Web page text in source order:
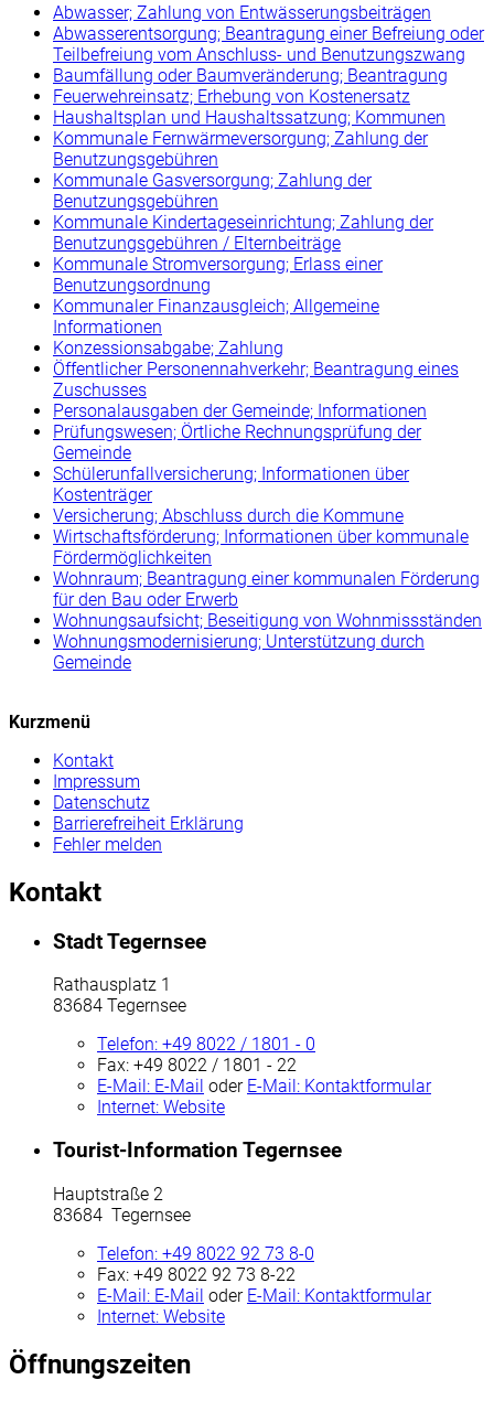
Abwasser; Zahlung von Entwässerungsbeiträgen
Abwasserentsorgung; Beantragung einer Befreiung oder
Teilbefreiung vom Anschluss- und Benutzungszwang
Baumfällung oder Baumveränderung; Beantragung
Feuerwehreinsatz; Erhebung von Kostenersatz
Haushaltsplan und Haushaltssatzung; Kommunen
Kommunale Fernwärmeversorgung; Zahlung der
Benutzungsgebühren
Kommunale Gasversorgung; Zahlung der
Benutzungsgebühren
Kommunale Kindertageseinrichtung; Zahlung der
Benutzungsgebühren / Elternbeiträge
Kommunale Stromversorgung; Erlass einer
Benutzungsordnung
Kommunaler Finanzausgleich; Allgemeine
Informationen
Konzessionsabgabe; Zahlung
Öffentlicher Personennahverkehr; Beantragung eines
Zuschusses
Personalausgaben der Gemeinde; Informationen
Prüfungswesen; Örtliche Rechnungsprüfung der
Gemeinde
Schülerunfallversicherung; Informationen über
Kostenträger
Versicherung; Abschluss durch die Kommune
Wirtschaftsförderung; Informationen über kommunale
Fördermöglichkeiten
Wohnraum; Beantragung einer kommunalen Förderung
für den Bau oder Erwerb
Wohnungsaufsicht; Beseitigung von Wohnmissständen
Wohnungsmodernisierung; Unterstützung durch
Gemeinde
Kurzmenü
Kontakt
Impressum
Datenschutz
Barrierefreiheit Erklärung
Fehler melden
Kontakt
Stadt Tegernsee
Rathausplatz 1
83684 Tegernsee
Telefon: +49 8022 / 1801 - 0
Fax: +49 8022 / 1801 - 22
E-Mail: E-Mail oder E-Mail: Kontaktformular
Internet: Website
Tourist-Information Tegernsee
Hauptstraße 2
83684 Tegernsee
Telefon: +49 8022 92 73 8-0
Fax: +49 8022 92 73 8-22
E-Mail: E-Mail oder E-Mail: Kontaktformular
Internet: Website
Öffnungszeiten